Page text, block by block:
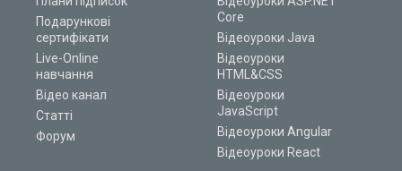
Подарункові
сертифікати
Live-Online
навчання
Відео канал
Статті
Форум
Core
Відеоуроки Java
Відеоуроки
HTML&CSS
Відеоуроки
JavaScript
Відеоуроки Angular
Відеоуроки React